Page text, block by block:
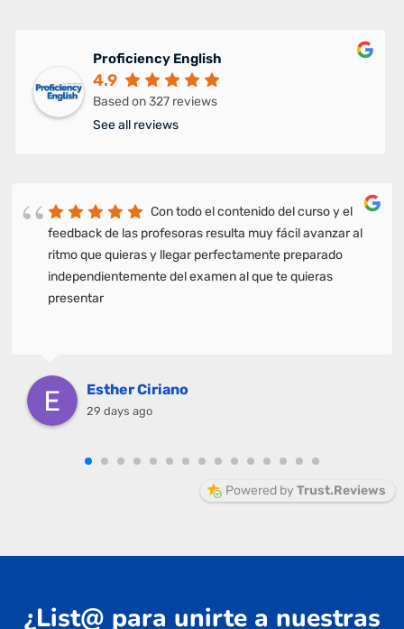
Proficiency English
4.9
Based on 327 reviews
See all reviews
Con todo el contenido del curso y el
feedback de las profesoras resulta muy fácil avanzar al
ritmo que quieras y llegar perfectamente preparado
independientemente del examen al que te quieras
presentar
Esther Ciriano
29 days ago
Powered by Trust.Reviews
¿List@ para unirte a nuestras